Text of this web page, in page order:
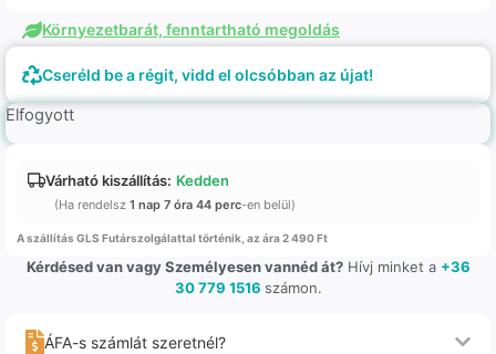
Környezetbarát, fenntartható megoldás
Cseréld be a régit, vidd el olcsóbban az újat!
Elfogyott
Várható kiszállítás: Kedden
(Ha rendelsz 1 nap 7 óra 44 perc-en belül)
A szállítás GLS Futárszolgálattal történik, az ára 2 490 Ft
Kérdésed van vagy Személyesen vannéd át?Hívj minket a +36
30 779 1516 számon.
ÁFA-s számlát szeretnél?